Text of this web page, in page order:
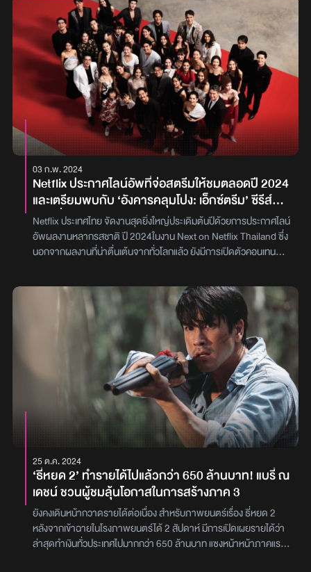
03 ก.พ. 2024
Netflix ประกาศไลน์อัพที่จ่อสตรีมให้ชมตลอดปี 2024
และเตรียมพบกับ ‘อังคารคลุมโปง: เอ็กซ์ตรีม’ ซีรีส์ผี
จากเรื่องเล่าหลอนในรายการวิทยุ
Netflix ประเทศไทย จัดงานสุดยิ่งใหญ่ประเดิมต้นปีด้วยการประกาศไลน์
อัพผลงานหลากรสชาติ ปี 2024ในงาน Next on Netflix Thailand ซึ่ง
นอกจากผลงานที่น่าตื่นเต้นจากทั่วโลกแล้ว ยังมีการเปิดตัวคอนเทนต์
สตรีมสู่สายตาผู้ชมชาวไทยและอีกกว่า 190 ประเทศทั่วโลก เพื่อ
ประกาศความยิ่งใหญ่ และคุณภาพที่เข้มข้นของอุตสาหกรรมบันเทิงไทย
ด้วยโดย ยงยุทธ ทองกองทุน ผู้อำนวยการฝ่ายคอนเทนต์ประจำ
ประเทศไทยของ Netflix กล่าวว่า“ผมเชื่อมาโดยตลอดว่าเรื่องราวไทย ๆ
มีเสน่ห์เฉพาะตัว และมีความเป็นสากล ปีนี้เราจึงก้าวไปอีกขั้นกับงาน
คุณภาพระดับโลกความหลากหลายของคอนเทนต์ รวมถึงการเล่าเรื่อง
ในแบบที่ผู้ชมชาวไทยอาจไม่เคยเห็นมาก่อน ไม่ว่าจะเป็นแนวไซไฟ สยอง
ขวัญ โรแมนติกคอเมดี้ หรือดราม่าพรีเมียมสุดแซ่บ เราตั้งใจให้คอน
เทนต์ในปีนี้มีหลากหลายและครบรสยิ่งขึ้น เพื่อตอบโจทย์ผู้ชมทุกแนว ที่
คาดหวังจะได้เห็นงานโปรดักชันที่ดีที่สุด“โดยในปีนี้ Netflix ก็ได้ยกระดับ
มาตรฐานไปอีกขั้นผ่านการร่วมงานกับผู้สร้างระดับแถวหน้าของไทยทั้ง
ผู้กำกับชื่อดังและผู้กำกับดาวรุ่ง ผู้ผลิตคอนเทนต์ไทยมากฝีมือ รวมถึง
เหล่านักแสดงมากความสามารถอีกคับคั่ง เพื่อปักธงให้ปี 2024 นี้เป็นปี
แห่งการพลิกโฉมอุตสาหกรรมบันเทิงไทยอย่างแท้จริง”จากไลน์อัพคอน
เทนต์ซึ่งประกาศเปิดตัวในงาน Next on Netflix Thailand 2024 ผู้ชม
จะได้เห็นตั้งแต่การใช้เทคนิค VFXถ่ายทอดภาพอนาคตของเมืองไทยในซี
รีส์เรื่อง ‘Tomorrow and I’ ไปจนถึงการนำละครเมโลดราม่าสไตล์ไทย
มาเล่าแบบเล่นใหญ่ ชิงไหวชิงพริบ และหักเหลี่ยมเฉือนคมในซีรีส์เรื่อง ‘สืบ
25 ต.ค. 2024
‘ธี่หยด 2’ ทำรายได้ไปแล้วกว่า 650 ล้านบาท! แบรี่ ณ
เดชน์ ชวนผู้ชมลุ้นโอกาสในการสร้างภาค 3
ยังคงเดินหน้ากวาดรายได้ต่อเนื่อง สำหรับภาพยนตร์เรื่อง ธี่หยด 2
หลังจากเข้าฉายในโรงภาพยนตร์ได้ 2 สัปดาห์ มีการเปิดเผยรายได้ว่า
ล่าสุดทำเงินทั่วประเทศไปมากกว่า 650 ล้านบาท แซงหน้าหน้าภาคแรก